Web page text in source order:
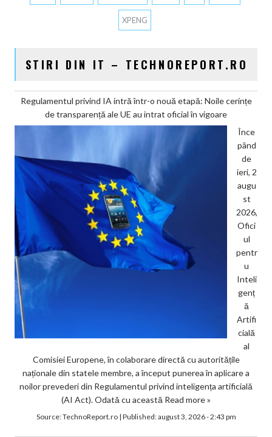
XPENG
STIRI DIN IT – TECHNOREPORT.RO
Regulamentul privind IA intră într-o nouă etapă: Noile cerințe
de transparență ale UE au intrat oficial în vigoare
Înce
pând
de
ieri, 2
augu
st
2026,
Ofici
ul
pentr
u
Inteli
genț
ă
Artifi
cială
al
Comisiei Europene, în colaborare directă cu autoritățile
naționale din statele membre, a început punerea în aplicare a
noilor prevederi din Regulamentul privind inteligența artificială
(AI Act). Odată cu această Read more »
Source:TechnoReport.ro| Published:august 3, 2026 - 2:43 pm